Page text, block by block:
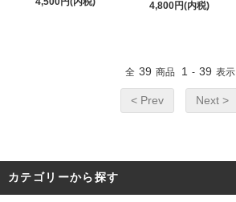
4,800円(内税)
全 39 商品 1 - 39 表示
< Prev Next >
カテゴリーから探す